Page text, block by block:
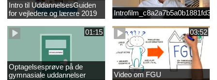
Intro til UddannelsesGuiden
for vejledere og lærere 2019
01:15
Optagelsesprøve på de
gymnasiale uddannelser
03:52
Video om FGU